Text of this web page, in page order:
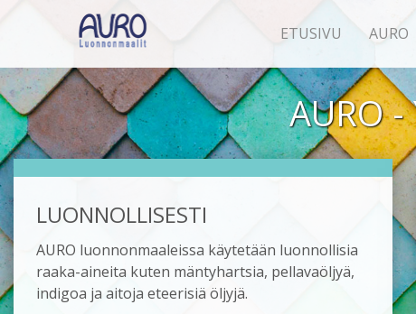
ETUSIVU AURO
AURO
LUONNOLLISESTI
AURO luonnonmaaleissa käytetään luonnollisia
raaka-aineita kuten mäntyhartsia, pellavaöljyä,
indigoa ja aitoja eteerisiä öljyjä.